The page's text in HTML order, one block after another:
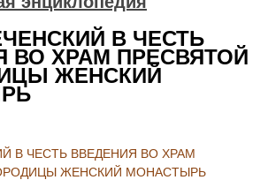
В ЧЕСТЬ
ВО ХРАМ ПРЕСВЯТОЙ
ЖЕНСКИЙ
В ЧЕСТЬ ВВЕДЕНИЯ ВО ХРАМ
ЖЕНСКИЙ МОНАСТЫРЬ